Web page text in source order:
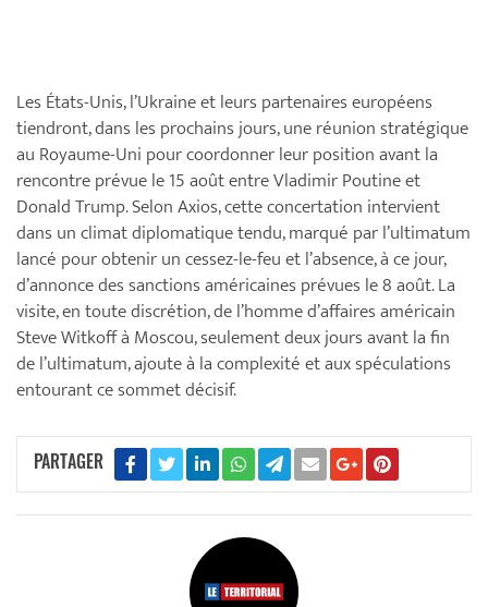
Les États-Unis, l’Ukraine et leurs partenaires européens
tiendront, dans les prochains jours, une réunion stratégique
au Royaume-Uni pour coordonner leur position avant la
rencontre prévue le 15 août entre Vladimir Poutine et
Donald Trump. Selon Axios, cette concertation intervient
dans un climat diplomatique tendu, marqué par l’ultimatum
lancé pour obtenir un cessez-le-feu et l’absence, à ce jour,
d’annonce des sanctions américaines prévues le 8 août. La
visite, en toute discrétion, de l’homme d’affaires américain
Steve Witkoff à Moscou, seulement deux jours avant la fin
de l’ultimatum, ajoute à la complexité et aux spéculations
entourant ce sommet décisif.
PARTAGER